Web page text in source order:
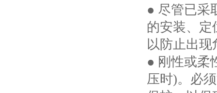
● 尽管已采
的安装、
以防止出现
● 刚性或柔
压时)。必